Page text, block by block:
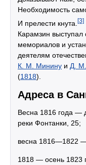
Необходимость
И прелести кнута. [3]
Карамзин выступал
мемориалов и
деятелям
К. М. Минину и Д.
(1818).
Адреса в
Весна 1816 года
реки Фонтанки, 25;
весна 1816—1822
1818 — осень